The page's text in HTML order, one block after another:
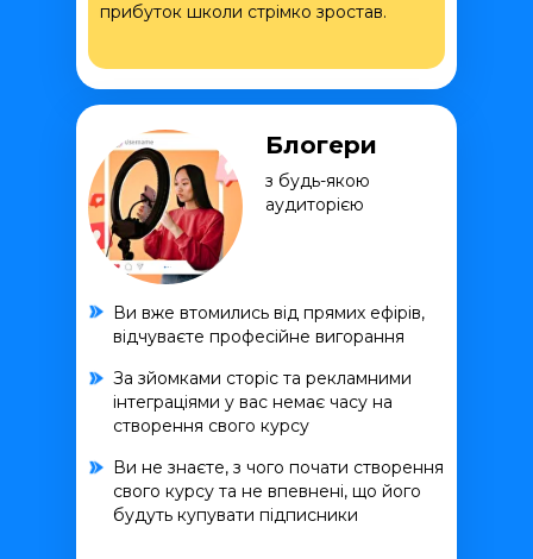
прибуток школи стрімко зростав.
Блогери
з будь-якою
аудиторією
Ви вже втомились від прямих ефірів,
відчуваєте професійне вигорання
За зйомками сторіс та рекламними
інтеграціями у вас немає часу на
створення свого курсу
Ви не знаєте, з чого почати створення
свого курсу та не впевнені, що його
будуть купувати підписники